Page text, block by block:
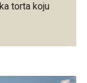
torta koju